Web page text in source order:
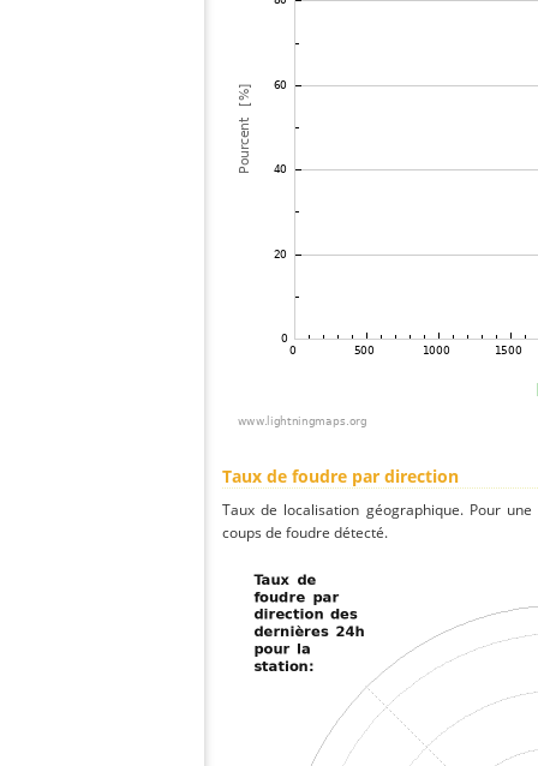
Taux de foudre par direction
Taux de localisation géographique. Pour
coups de foudre détecté.